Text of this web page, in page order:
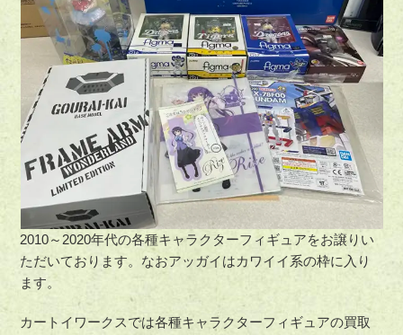
2010～2020年代の各種キャラクターフィギュアをお譲りい
ただいております。なおアッガイはカワイイ系の枠に入り
ます。
カートイワークスでは各種キャラクターフィギュアの買取